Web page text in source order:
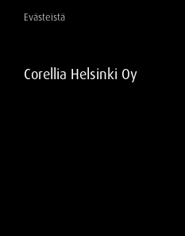
Evästeistä
Corellia Helsinki Oy